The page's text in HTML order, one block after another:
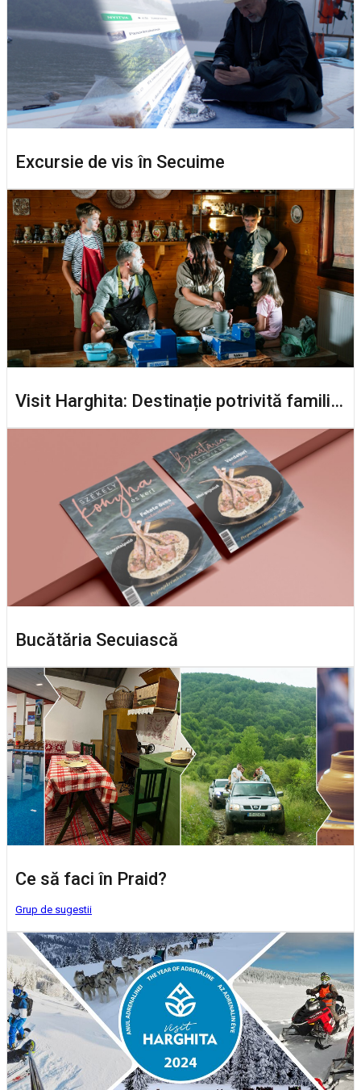
Excursie de vis în Secuime
Visit Harghita: Destinație potrivită familiilor
Bucătăria Secuiască
Ce să faci în Praid?
Grup de sugestii